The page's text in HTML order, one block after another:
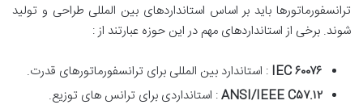
ترانسفورماتورها باید بر اساس استانداردهای بین المللی طراحی و تولید
شوند. برخی از استانداردهای مهم در این حوزه عبارتند از :
IEC۶۰۰۷۶
: استاندارد بین المللی برای ترانسفورماتورهای قدرت.
ANSI/IEEE C۵۷.۱۲
: استانداردی برای ترانس های توزیع.